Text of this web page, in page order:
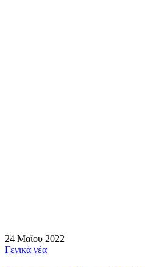
24 Μαΐου 2022
Γενικά νέα